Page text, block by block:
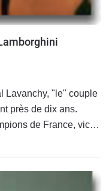
Lavanchy, "le" couple
près de dix ans.
de France, vice-